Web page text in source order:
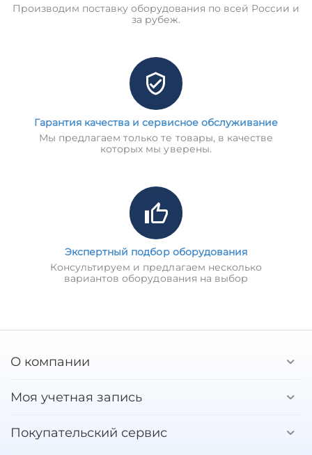
Производим поставку оборудования по всей России и
за рубеж.
Гарантия качества и сервисное обслуживание
Мы предлагаем только те товары, в качестве
которых мы уверены.
Экспертный подбор оборудования
Консультируем и предлагаем несколько
вариантов оборудования на выбор
О компании
Моя учетная запись
Покупательский сервис